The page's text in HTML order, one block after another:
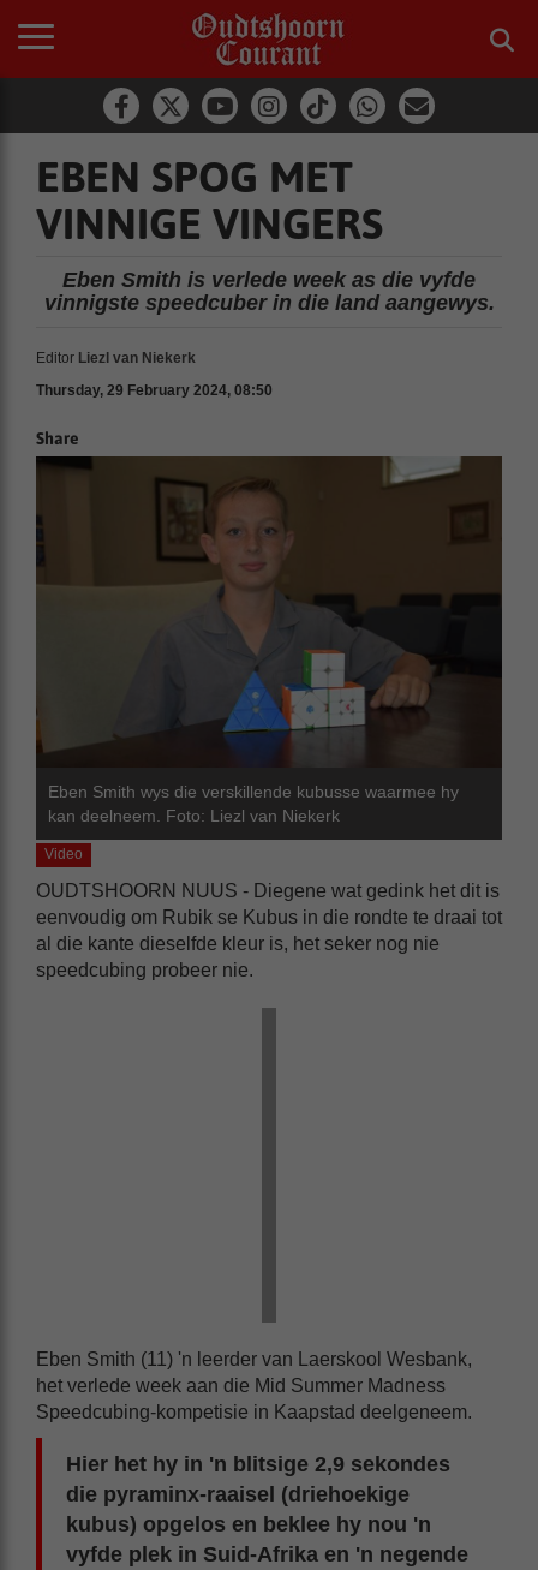
EBEN SPOG MET
VINNIGE VINGERS
Eben Smith is verlede week as die vyfde
vinnigste speedcuber in die land aangewys.
Editor Liezl van Niekerk
Thursday, 29 February 2024, 08:50
Share
Eben Smith wys die verskillende kubusse waarmee hy
kan deelneem. Foto: Liezl van Niekerk
Video
OUDTSHOORN NUUS - Diegene wat gedink het dit is
eenvoudig om Rubik se Kubus in die rondte te draai tot
al die kante dieselfde kleur is, het seker nog nie
speedcubing probeer nie.
Eben Smith (11) 'n leerder van Laerskool Wesbank,
het verlede week aan die Mid Summer Madness
Speedcubing-kompetisie in Kaapstad deelgeneem.
Hier het hy in 'n blitsige 2,9 sekondes
die pyraminx-raaisel (driehoekige
kubus) opgelos en beklee hy nou 'n
vyfde plek in Suid-Afrika en 'n negende